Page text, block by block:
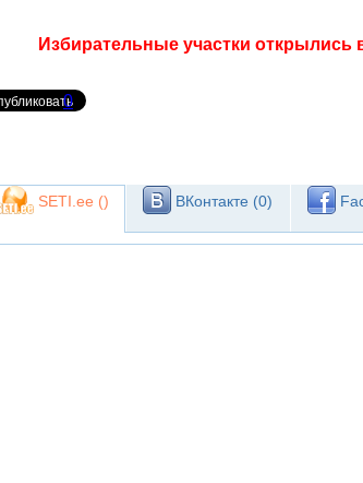
Избирательные участки открылись
0
SETI.ee () ВКонтакте (0)